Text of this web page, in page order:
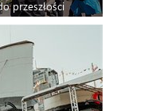
przeszłości